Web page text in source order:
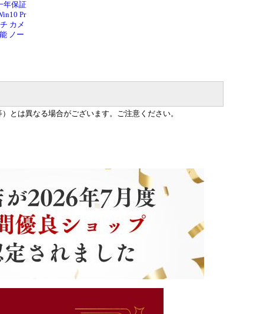
年保証
Pr
カメ
ノー
とは異なる場合がございます。ご注意ください。